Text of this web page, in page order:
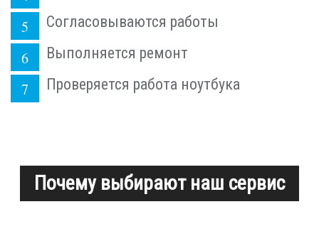
Согласовываются работы
Выполняется ремонт
Проверяется работа ноутбука
Почему выбирают наш сервис